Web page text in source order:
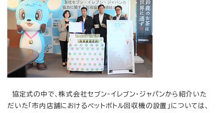
協定式の中で、株式会社セブン‐イレブン・ジャパンから紹介いた
だいた「市内店舗におけるペットボトル回収機の設置」については、